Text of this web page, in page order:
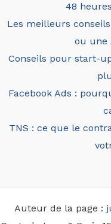
48
Les meilleurs
ou une
Conseils pour start-
Facebook Ads :
TNS : ce que le
Auteur de la page :